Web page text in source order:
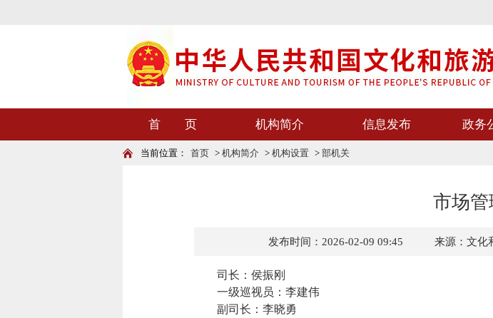
首 页 机构简介 信息发布 政务
当前位置： 首页 > 机构简介 > 机构设置 > 部机关
市场管
发布时间：2026-02-09 09:45 来源：文化
司 长：侯振刚
一级巡视员：李建伟
副司长：李晓勇